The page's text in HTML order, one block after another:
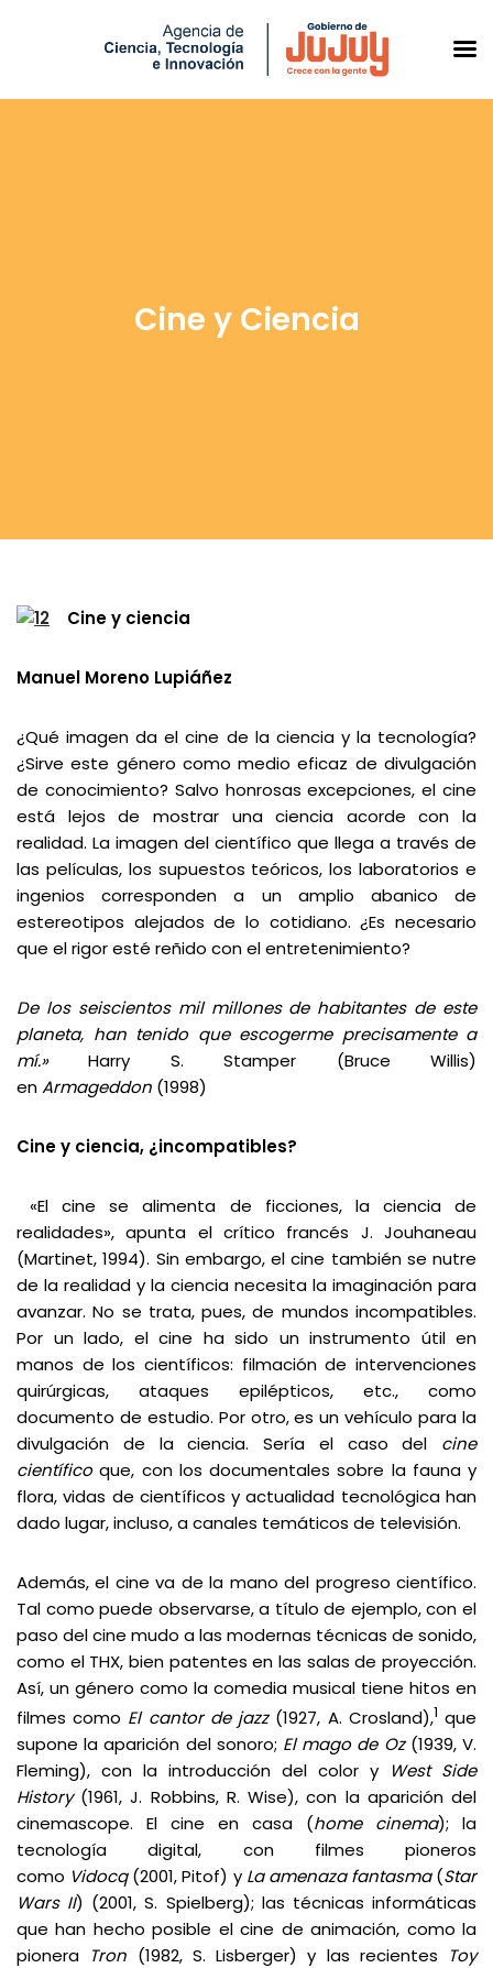
Cine y Ciencia
Cine y ciencia
Manuel Moreno Lupiáñez
¿Qué imagen da el cine de la ciencia y la tecnología?
¿Sirve este género como medio eficaz de divulgación
de conocimiento? Salvo honrosas excepciones, el cine
está lejos de mostrar una ciencia acorde con la
realidad. La imagen del científico que llega a través de
las películas, los supuestos teóricos, los laboratorios e
ingenios corresponden a un amplio abanico de
estereotipos alejados de lo cotidiano. ¿Es necesario
que el rigor esté reñido con el entretenimiento?
De los seiscientos mil millones de habitantes de este
planeta, han tenido que escogerme precisamente a
mí.»Harry S. Stamper (Bruce Willis)
enArmageddon (1998)
Cine y ciencia, ¿incompatibles?
«El cine se alimenta de ficciones, la ciencia de
realidades», apunta el crítico francés J. Jouhaneau
(Martinet, 1994). Sin embargo, el cine también se nutre
de la realidad y la ciencia necesita la imaginación para
avanzar. No se trata, pues, de mundos incompatibles.
Por un lado, el cine ha sido un instrumento útil en
manos de los científicos: filmación de intervenciones
quirúrgicas, ataques epilépticos, etc., como
documento de estudio. Por otro, es un vehículo para la
divulgación de la ciencia. Sería el caso del cine
científicoque, con los documentales sobre la fauna y
flora, vidas de científicos y actualidad tecnológica han
dado lugar, incluso, a canales temáticos de televisión.
Además, el cine va de la mano del progreso científico.
Tal como puede observarse, a título de ejemplo, con el
paso del cine mudo a las modernas técnicas de sonido,
como el THX, bien patentes en las salas de proyección.
Así, un género como la comedia musical tiene hitos en
filmes como El cantor de jazz (1927, A. Crosland),1 que
supone la aparición del sonoro; El mago de Oz(1939, V.
Fleming), con la introducción del color y
West Side
History(1961, J. Robbins, R. Wise), con la aparición del
cinemascope. El cine en casa (home cinema); la
tecnología digital, con filmes pioneros
como Vidocq(2001, Pitof) y La amenaza fantasma(Star
Wars II) (2001, S. Spielberg); las técnicas informáticas
que han hecho posible el cine de animación, como la
pionera Tron (1982, S. Lisberger) y las recientes
Toy